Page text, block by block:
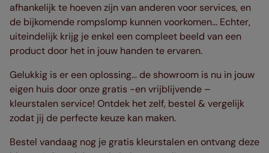
afhankelijk te hoeven zijn van anderen voor services, en
de bijkomende rompslomp kunnen voorkomen... Echter,
uiteindelijk krijg je enkel een compleet beeld van een
product door het in jouw handen te ervaren.
Gelukkig is er een oplossing... de showroom is nu in jouw
eigen huis door onze gratis -en vrijblijvende –
kleurstalen service! Ontdek het zelf, bestel & vergelijk
zodat jij de perfecte keuze kan maken.
Bestel vandaag nog je gratis kleurstalen en ontvang deze